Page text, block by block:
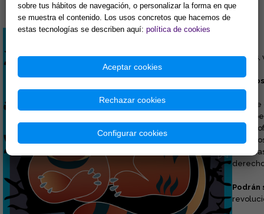
Activos,
sus
Podrán
sobre tus hábitos de navegación, o personalizar la forma en que
se muestra el contenido. Los usos concretos que hacemos de
estas tecnologías se describen aquí: política de cookies
Aceptar cookies
Rechazar cookies
Configurar cookies